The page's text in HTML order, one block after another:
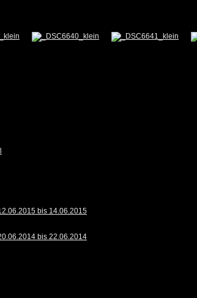
bis 14.06.2015
bis 22.06.2014